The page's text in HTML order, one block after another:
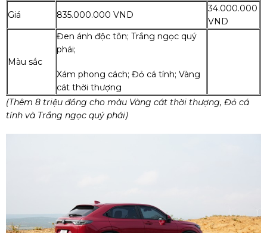
Giá 835.000.000 VND
34.000.000
VND
Màu sắc
Đen ánh độc tôn; Trắng ngọc quý
phái;
Xám phong cách; Đỏ cá tính; Vàng
cát thời thượng
(Thêm 8 triệu đồng cho màu Vàng cát thời thượng, Đỏ cá
tính và Trắng ngọc quý phái)